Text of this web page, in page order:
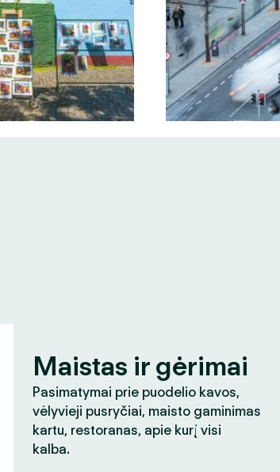
Maistas ir gėrimai
Pasimatymai prie puodelio kavos,
vėlyvieji pusryčiai, maisto gaminimas
kartu, restoranas, apie kurį visi
kalba.